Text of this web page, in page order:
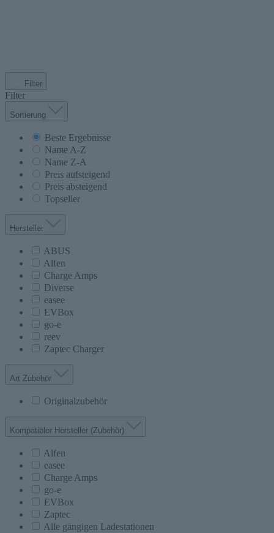
Filter
Filter
Sortierung
Beste Ergebnisse
Name A-Z
Name Z-A
Preis aufsteigend
Preis absteigend
Topseller
Hersteller
ABUS
Alfen
Charge Amps
Diverse
easee
EVBox
go-e
reev
Zaptec Charger
Art Zubehör
Originalzubehör
Kompatibler Hersteller (Zubehör)
Alfen
easee
Charge Amps
go-e
EVBox
Zaptec
Alle gängigen Ladestationen